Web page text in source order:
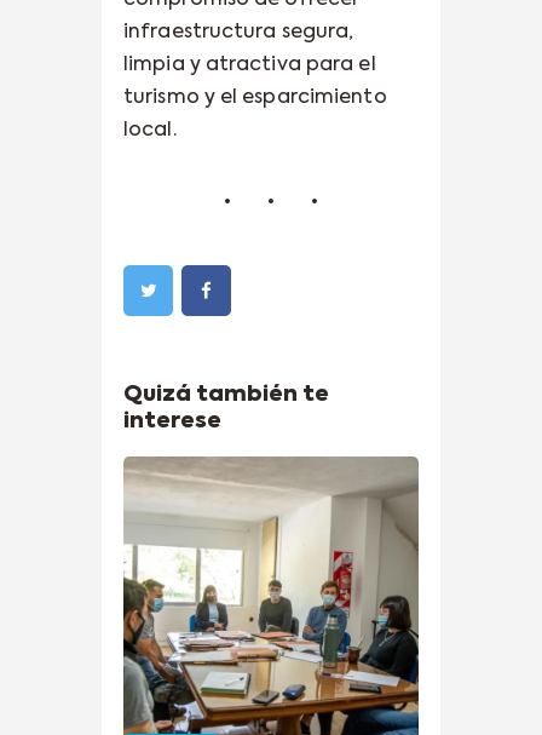
infraestructura segura,
limpia y atractiva para el
turismo y el esparcimiento
local.
Quizá también te
interese